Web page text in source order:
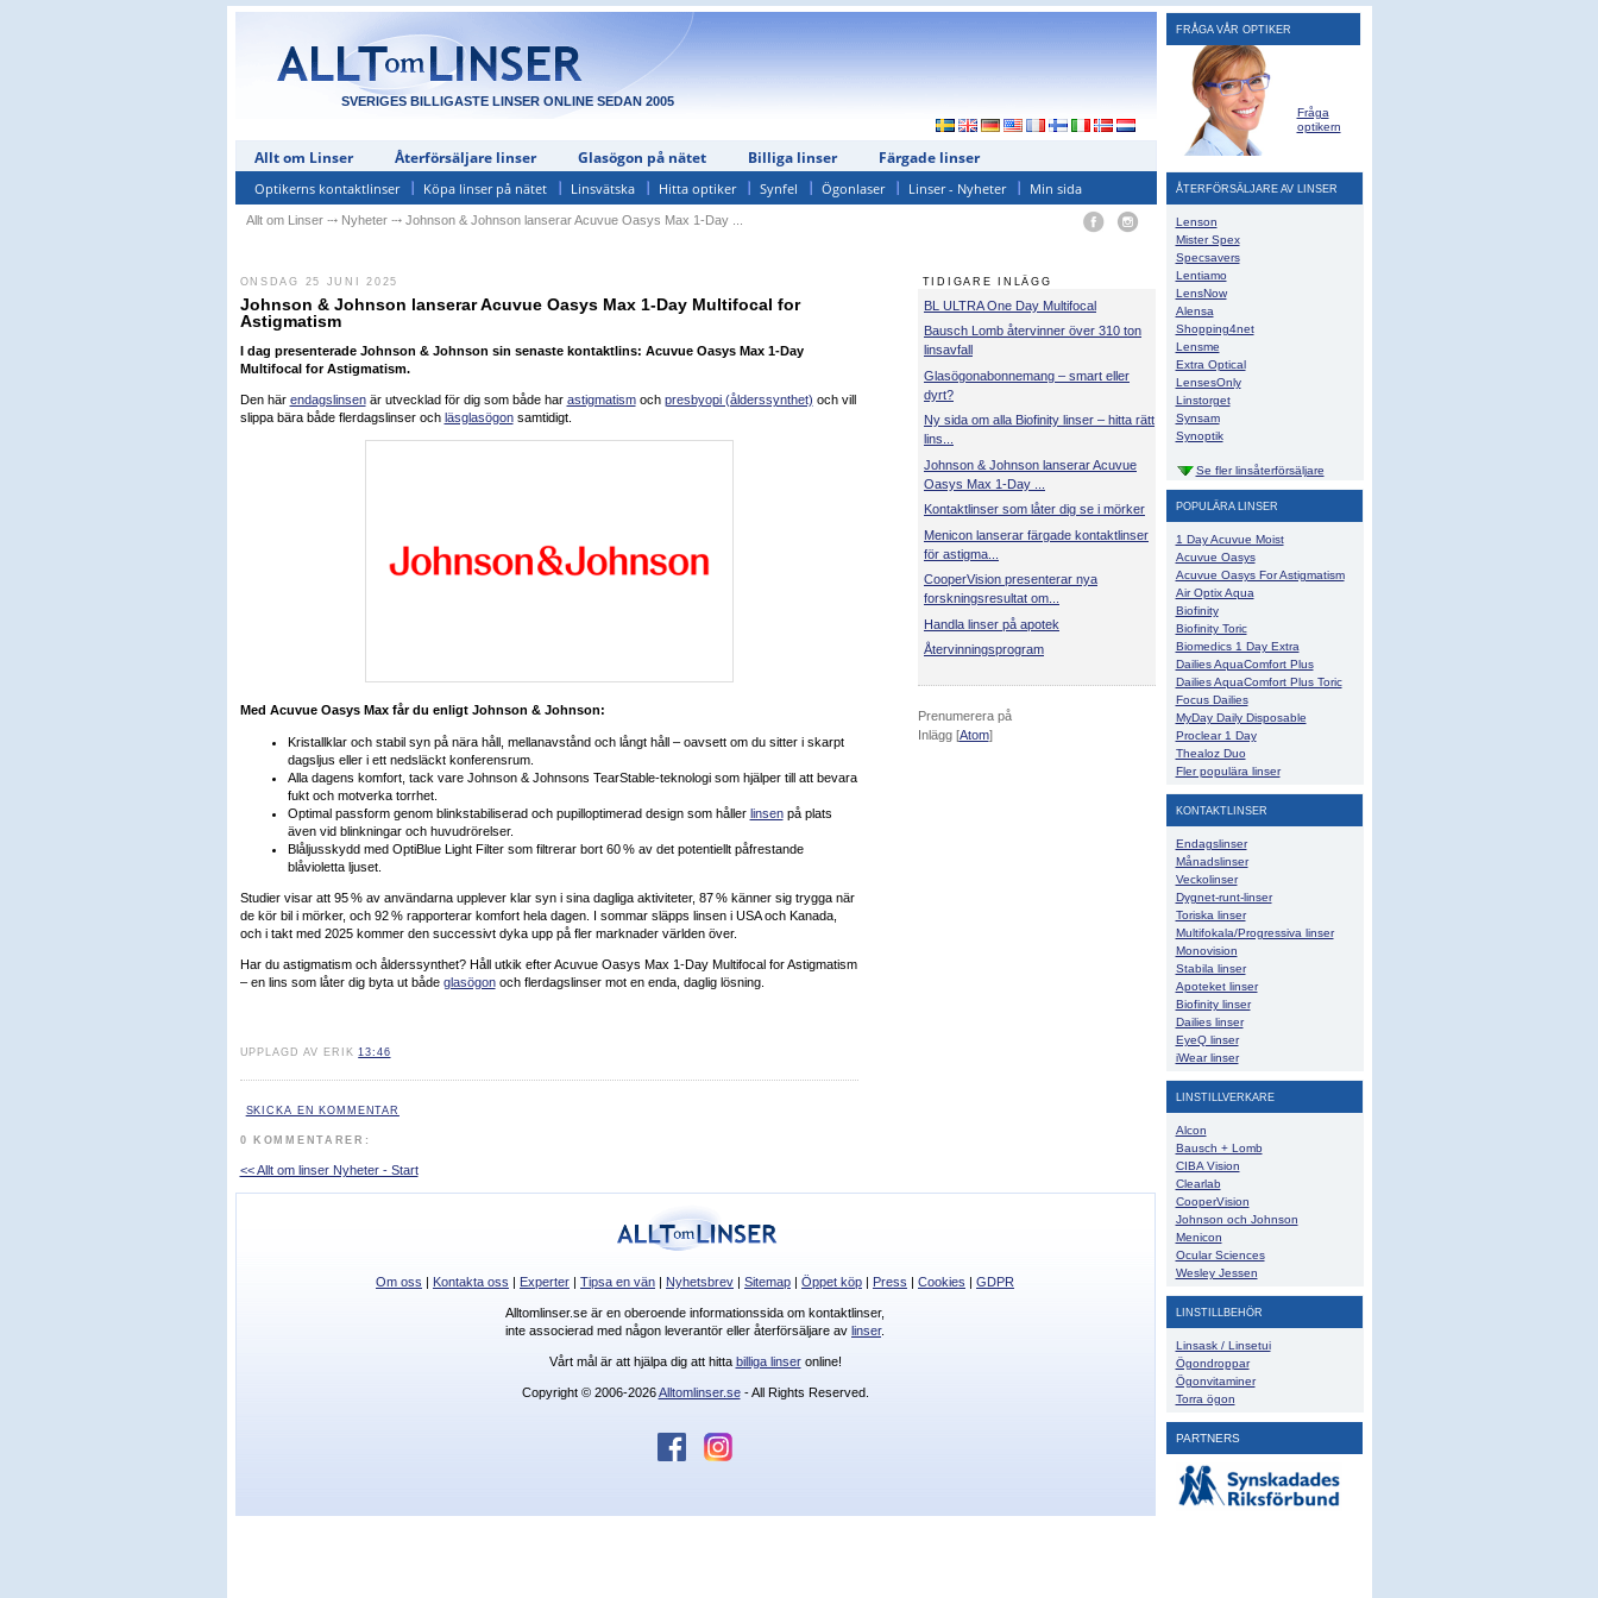
SVERIGES BILLIGASTE LINSER ONLINE SEDAN 2005
Allt om Linser Återförsäljare linser Glasögon på nätet Billiga linser Färgade linser
Optikerns kontaktlinser Köpa linser på nätet Linsvätska Hitta optiker Synfel Ögonlaser Linser - Nyheter Min sida
Allt om Linser⤏ Nyheter⤏ Johnson & Johnson lanserar Acuvue Oasys Max 1-Day ...
ONSDAG 25 JUNI 2025
Johnson & Johnson lanserar Acuvue Oasys Max 1-Day Multifocal for
Astigmatism
I dag presenterade Johnson & Johnson sin senaste kontaktlins: Acuvue Oasys Max 1-Day
Multifocal for Astigmatism.
Den här endagslinsenär utvecklad för dig som både har astigmatismoch presbyopi (ålderssynthet) och vill
slippa bära både flerdagslinser och läsglasögonsamtidigt.
Med Acuvue Oasys Max får du enligt Johnson & Johnson:
Kristallklar och stabil syn på nära håll, mellanavstånd och långt håll – oavsett om du sitter i skarpt
dagsljus eller i ett nedsläckt konferensrum.
Alla dagens komfort, tack vare Johnson & Johnsons TearStable-teknologi som hjälper till att bevara
fukt och motverka torrhet.
Optimal passform genom blinkstabiliserad och pupilloptimerad design som håller linsenpå plats
även vid blinkningar och huvudrörelser.
Blåljusskydd med OptiBlue Light Filter som filtrerar bort 60 % av det potentiellt påfrestande
blåvioletta ljuset.
Studier visar att 95 % av användarna upplever klar syn i sina dagliga aktiviteter, 87 % känner sig trygga när
de kör bil i mörker, och 92 % rapporterar komfort hela dagen. I sommar släpps linsen i USA och Kanada,
och i takt med 2025 kommer den successivt dyka upp på fler marknader världen över.
Har du astigmatism och ålderssynthet? Håll utkik efter Acuvue Oasys Max 1-Day Multifocal for Astigmatism
– en lins som låter dig byta ut både glasögonoch flerdagslinser mot en enda, daglig lösning.
UPPLAGD AV ERIK13:46
SKICKA EN KOMMENTAR
0 KOMMENTARER:
<< Allt om linser Nyheter - Start
TIDIGARE INLÄGG
BL ULTRA One Day Multifocal
Bausch Lomb återvinner över 310 ton
linsavfall
Glasögonabonnemang – smart eller
dyrt?
Ny sida om alla Biofinity linser – hitta rätt
lins...
Johnson & Johnson lanserar Acuvue
Oasys Max 1-Day ...
Kontaktlinser som låter dig se i mörker
Menicon lanserar färgade kontaktlinser
för astigma...
CooperVision presenterar nya
forskningsresultat om...
Handla linser på apotek
Återvinningsprogram
Prenumerera på
Inlägg [Atom]
FRÅGA VÅR OPTIKER
Fråga
optikern
ÅTERFÖRSÄLJARE AV LINSER
Lenson
Mister Spex
Specsavers
Lentiamo
LensNow
Alensa
Shopping4net
Lensme
Extra Optical
LensesOnly
Linstorget
Synsam
Synoptik
Se fler linsåterförsäljare
POPULÄRA LINSER
1 Day Acuvue Moist
Acuvue Oasys
Acuvue Oasys For Astigmatism
Air Optix Aqua
Biofinity
Biofinity Toric
Biomedics 1 Day Extra
Dailies AquaComfort Plus
Dailies AquaComfort Plus Toric
Focus Dailies
MyDay Daily Disposable
Proclear 1 Day
Thealoz Duo
Fler populära linser
KONTAKTLINSER
Endagslinser
Månadslinser
Veckolinser
Dygnet-runt-linser
Toriska linser
Multifokala/Progressiva linser
Monovision
Stabila linser
Apoteket linser
Biofinity linser
Dailies linser
EyeQ linser
iWear linser
LINSTILLVERKARE
Alcon
Bausch + Lomb
CIBA Vision
Clearlab
CooperVision
Johnson och Johnson
Menicon
Ocular Sciences
Wesley Jessen
LINSTILLBEHÖR
Linsask / Linsetui
Ögondroppar
Ögonvitaminer
Torra ögon
PARTNERS
Om oss | Kontakta oss | Experter | Tipsa en vän | Nyhetsbrev | Sitemap | Öppet köp | Press | Cookies | GDPR
Alltomlinser.se är en oberoende informationssida om kontaktlinser,
inte associerad med någon leverantör eller återförsäljare av linser.
Vårt mål är att hjälpa dig att hitta billiga linseronline!
Copyright © 2006-2026Alltomlinser.se- All Rights Reserved.